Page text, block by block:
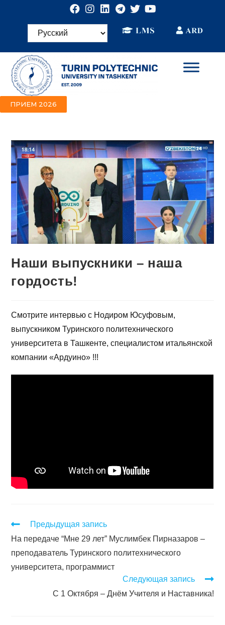
ПРИЕМ 2026
Наши выпускники – наша
гордость!
Смотрите интервью с Нодиром Юсуфовым,
выпускником Туринского политехнического
университета в Ташкенте, специалистом итальянской
компании «Ардуино» !!!
Предыдущая запись
На передаче “Мне 29 лет” Муслимбек Пирназаров –
преподаватель Туринского политехнического
университета, программист
Следующая запись
С 1 Октября – Днём Учителя и Наставника!